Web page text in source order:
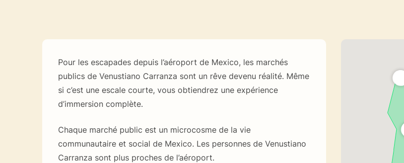
Pour les escapades depuis l’aéroport de Mexico, les marchés
publics de Venustiano Carranza sont un rêve devenu réalité. Même
si c’est une escale courte, vous obtiendrez une expérience
d’immersion complète.
Chaque marché public est un microcosme de la vie
communautaire et social de Mexico. Les personnes de Venustiano
Carranza sont plus proches de l’aéroport.